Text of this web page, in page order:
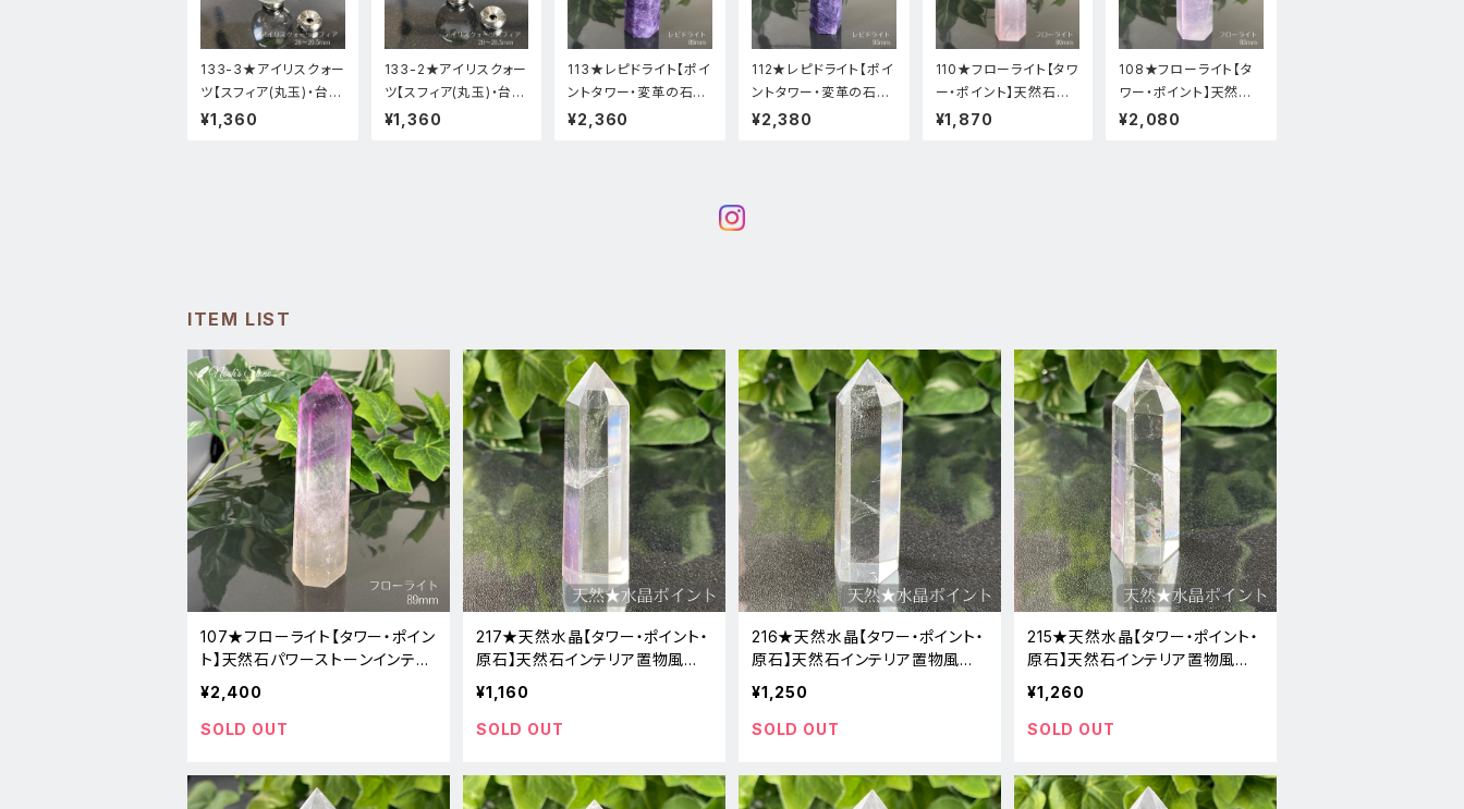
133-3★アイリスクォー
ツ【スフィア(丸玉)・台座
付き】風水天然石インテ
¥1,360
133-2★アイリスクォー
ツ【スフィア(丸玉)・台座
付き】風水天然石インテ
¥1,360
113★レピドライト【ポイ
ントタワー・変革の石】
天然石インテリア置物
¥2,360
112★レピドライト【ポイ
ントタワー・変革の石】
天然石インテリア置物
¥2,380
110★フローライト【タワ
ー・ポイント】天然石パ
ワーストーンインテリア
¥1,870
108★フローライト【タ
ワー・ポイント】天然石
パワーストーンインテリ
¥2,080
ITEM LIST
107★フローライト【タワー・ポイン
ト】天然石パワーストーンインテリ
ア置物新品
¥2,400
SOLD OUT
217★天然水晶【タワー・ポイント・
原石】天然石インテリア置物風水
新品
¥1,160
SOLD OUT
216★天然水晶【タワー・ポイント・
原石】天然石インテリア置物風水
新品
¥1,250
SOLD OUT
215★天然水晶【タワー・ポイント・
原石】天然石インテリア置物風水
新品
¥1,260
SOLD OUT